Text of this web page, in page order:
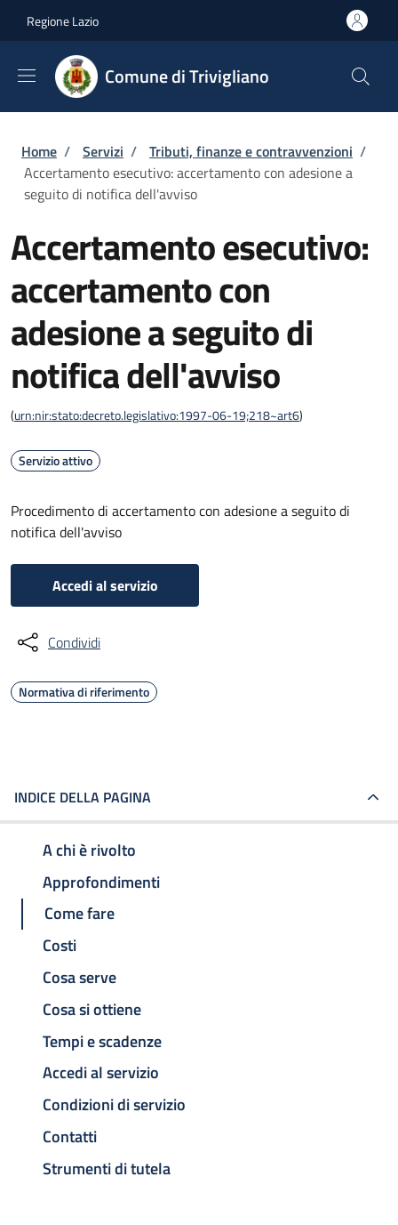
Regione Lazio
Comune di Trivigliano
Briciole di pane
Home / Servizi / Tributi, finanze e contravvenzioni /
Accertamento esecutivo: accertamento con adesione a
seguito di notifica dell'avviso
Accertamento esecutivo:
accertamento con
adesione a seguito di
notifica dell'avviso
(urn:nir:stato:decreto.legislativo:1997-06-19;218~art6)
Servizio attivo
Procedimento di accertamento con adesione a seguito di
notifica dell'avviso
Accedi al servizio
Condividi
Normativa di riferimento
INDICE DELLA PAGINA
A chi è rivolto
Approfondimenti
Come fare
Costi
Cosa serve
Cosa si ottiene
Tempi e scadenze
Accedi al servizio
Condizioni di servizio
Contatti
Strumenti di tutela